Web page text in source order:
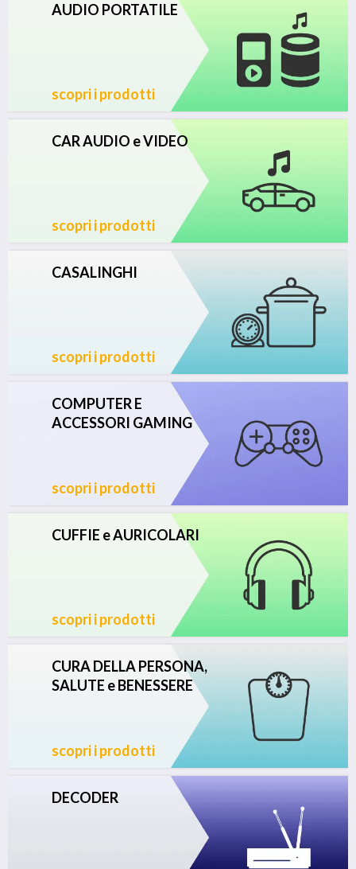
AUDIO PORTATILE
scopri i prodotti
CAR AUDIO e VIDEO
scopri i prodotti
CASALINGHI
scopri i prodotti
COMPUTER E
ACCESSORI GAMING
scopri i prodotti
CUFFIE e AURICOLARI
scopri i prodotti
CURA DELLA PERSONA,
SALUTE e BENESSERE
scopri i prodotti
DECODER